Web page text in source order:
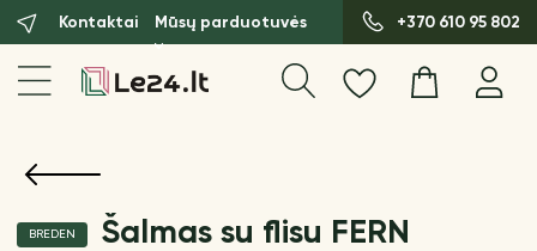
Kontaktai Mūsų parduotuvės +370 610 95 802
BREDEN Šalmas su flisu FERN